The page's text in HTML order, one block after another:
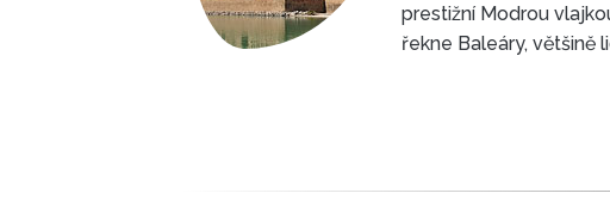
prestižní Modrou
řekne Baleáry, většině